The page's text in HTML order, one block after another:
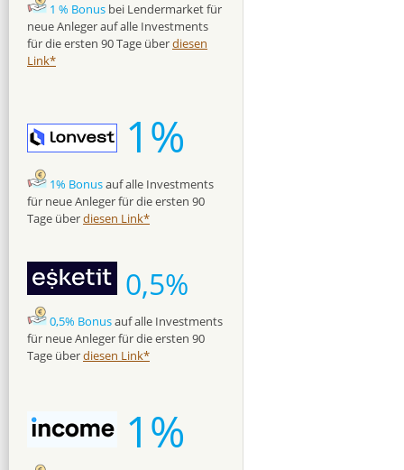
1 % Bonus bei Lendermarket für
neue Anleger auf alle Investments
für die ersten 90 Tage überdiesen
Link*
1%
1% Bonusauf alle Investments
für neue Anleger für die ersten 90
Tage überdiesen Link*
0,5%
0,5% Bonusauf alle Investments
für neue Anleger für die ersten 90
Tage überdiesen Link*
1%